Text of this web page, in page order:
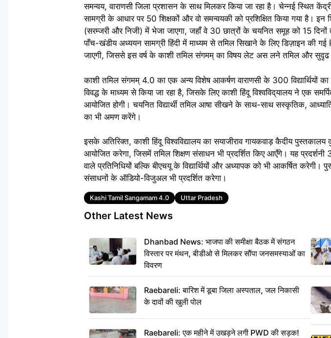
समन्वय, वाराणसी जिला प्रशासन के साथ मिलकर किया जा रहा है। चेन्नई स्थित
सामग्री के आधार पर 50 शिक्षकों और वो समन्वयकी को प्रशिक्षित किया गया है। इन
(सरम्जरी और निजी) में भेजा जाएगा, जहाँ वे 30 छात्रों के चयनित समूह को 15 दिनों
पाँच-खंडीय अध्ययन सामग्री हिंदी में माध्यम से तमिल सिखाने के लिए डिज़ाइन की गई
जाएगी, जिससे इस वर्ष के काशी तमिल संगमम् का विषय लेट अस लने तमिल और सुदृढ
काशी तमिल संगमम् 4.0 का एक अन्य विशेष आकर्षण वाराणसी के 300
विवद्ध के माध्यम से किया जा रहा है, जिसके लिए काशी हिंदू विश्वविद्‌यालय ने एक
आयोजित होगी। चयनित वि‌द्यार्थी तमिल आषा सीखने के साथ-साथ सस्कृतिक,
का भी अमण करेंगे।
इसके अतिरिक्त, काशी हिंदू विश्ववि‌द्यालय का सयाजीराव गायकवाड़ कैदीय पुस्तकालय
आयोजित करेगा, जिसमें तमिल शिक्षण संसाधन भी प्रदर्शित किए आएँगे। यह
वाले प्रतिनिधियों बल्कि बीएचयू के वि‌द्यार्थियों और अध्यापक को भी आकर्षित
संसाधनों के ऑडियो-विजुअल भी प्रदर्शित करेगा।
Tags
Kashi Tamil Sangamam 4.0 Uttar Pradesh
Other Latest News
Dhanbad News: भाजपा की समीक्षा बैठक में संगठन
विस्तार पर मंथन, बीडीओ से मिलकर सौंपा जनसमस्याओं का
विवरण
Raebareli: बारिश में डूबा जिला अस्पताल, जल निकासी
के दावों की खुली पोल
Raebareli: एक महीने में उखड़ने लगी PWD की सड़क!